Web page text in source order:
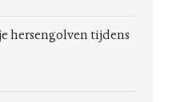
hersengolven tijdens